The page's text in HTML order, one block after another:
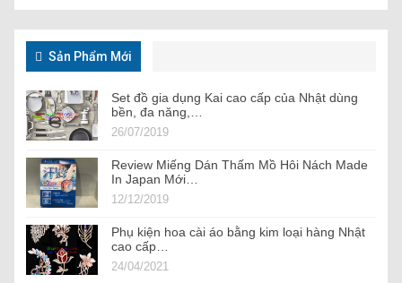
Sản Phẩm Mới
Set đồ gia dụng Kai cao cấp của Nhật dùng
bền, đa năng,…
26/07/2019
Review Miếng Dán Thấm Mồ Hôi Nách Made
In Japan Mới…
12/12/2019
Phụ kiện hoa cài áo bằng kim loại hàng Nhật
cao cấp…
24/04/2021